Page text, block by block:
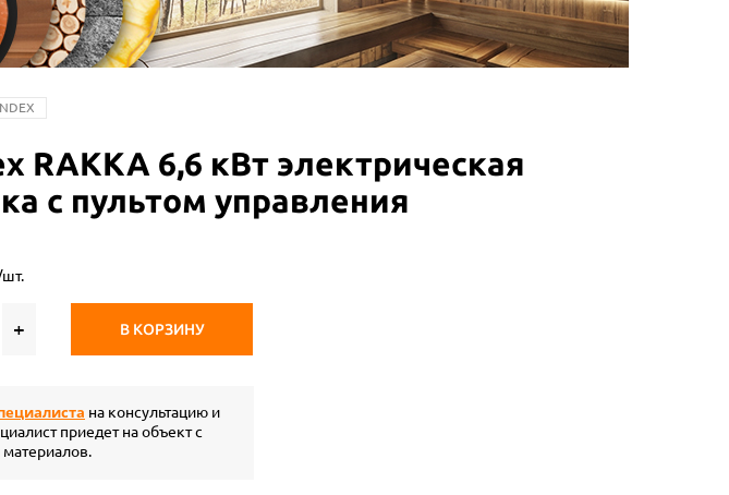
RAKKA 6,6 кВт электрическая
с пультом управления
шт.
+ В КОРЗИНУ
на консультацию и
приедет на объект с